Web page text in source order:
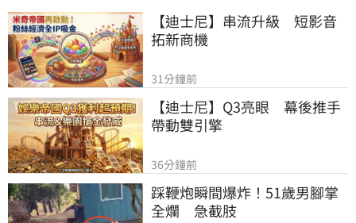
【迪士尼】串流升級　短影音
拓新商機
31分鐘前
【迪士尼】Q3亮眼　幕後推手
帶動雙引擎
36分鐘前
踩鞭炮瞬間爆炸！51歲男腳掌
全爛　急截肢